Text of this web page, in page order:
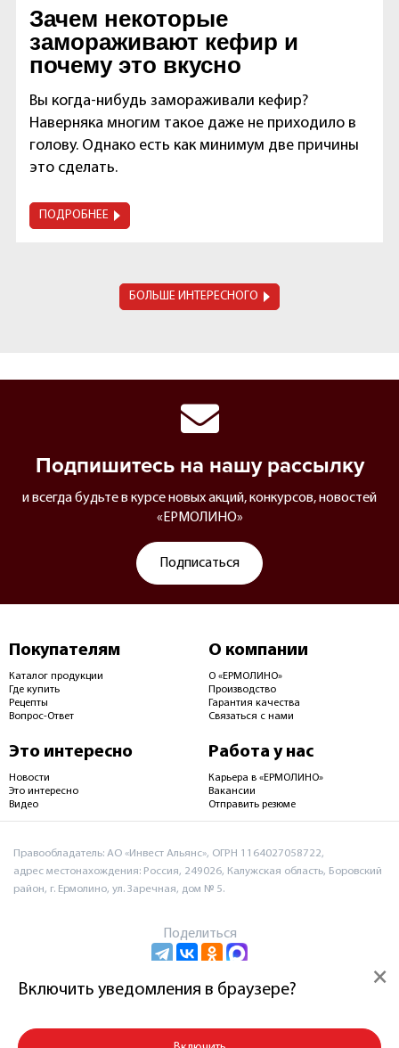
Зачем некоторые
замораживают кефир и
почему это вкусно
Вы когда-нибудь замораживали кефир?
Наверняка многим такое даже не приходило в
голову. Однако есть как минимум две причины
это сделать.
ПОДРОБНЕЕ
БОЛЬШЕ ИНТЕРЕСНОГО
Подпишитесь на нашу рассылку
и всегда будьте в курсе новых акций, конкурсов, новостей
«ЕРМОЛИНО»
Подписаться
Покупателям
Каталог продукции
Где купить
Рецепты
Вопрос-Ответ
О компании
О «ЕРМОЛИНО»
Производство
Гарантия качества
Связаться с нами
Это интересно
Новости
Это интересно
Видео
Работа у нас
Карьера в «ЕРМОЛИНО»
Вакансии
Отправить резюме
Правообладатель: АО «Инвест Альянс», ОГРН 1164027058722,
адрес местонахождения: Россия, 249026, Калужская область, Боровский
район, г. Ермолино, ул. Заречная, дом № 5.
Поделиться
Пользовательское соглашение и политика
×
Включить уведомления в браузере?